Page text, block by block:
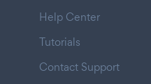
Help Center
Tutorials
Contact Support